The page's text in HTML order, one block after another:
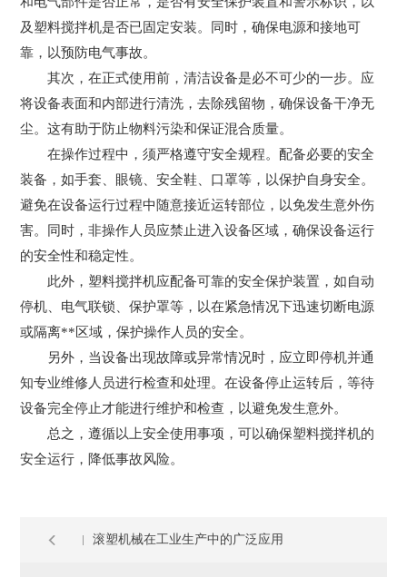
及塑料搅拌机是否已固定安装。同时，确保电源和接地可
靠，以预防电气事故。
其次，在正式使用前，清洁设备是必不可少的一步。应
将设备表面和内部进行清洗，去除残留物，确保设备干净无
尘。这有助于防止物料污染和保证混合质量。
在操作过程中，须严格遵守安全规程。配备必要的安全
装备，如手套、眼镜、安全鞋、口罩等，以保护自身安全。
避免在设备运行过程中随意接近运转部位，以免发生意外伤
害。同时，非操作人员应禁止进入设备区域，确保设备运行
的安全性和稳定性。
此外，塑料搅拌机应配备可靠的安全保护装置，如自动
停机、电气联锁、保护罩等，以在紧急情况下迅速切断电源
或隔离**区域，保护操作人员的安全。
另外，当设备出现故障或异常情况时，应立即停机并通
知专业维修人员进行检查和处理。在设备停止运转后，等待
设备完全停止才能进行维护和检查，以避免发生意外。
总之，遵循以上安全使用事项，可以确保塑料搅拌机的
安全运行，降低事故风险。
滚塑机械在工业生产中的广泛应用